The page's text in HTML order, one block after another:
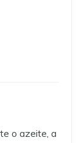
o azeite, a